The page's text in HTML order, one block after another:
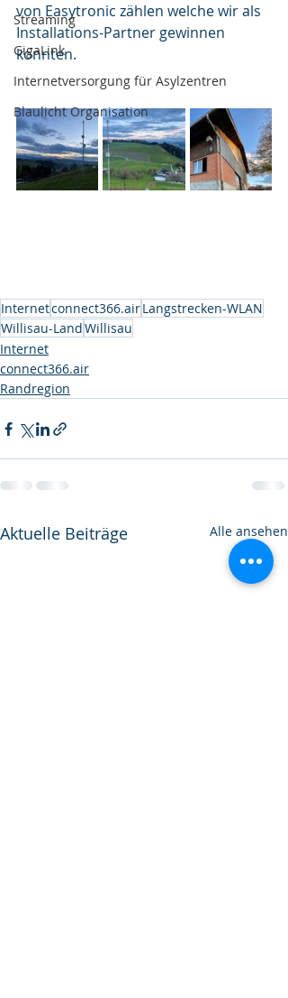
Streaming
GigaLink
Internetversorgung für Asylzentren
Blaulicht Organisation
von Easytronic zählen welche wir als
Installations-Partner gewinnen
konnten.
Internetconnect366.airLangstrecken-WLAN
Willisau-LandWillisau
Internet
connect366.air
Randregion
Aktuelle Beiträge Alle ansehen